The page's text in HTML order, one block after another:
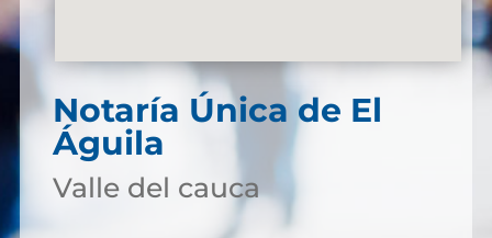
Notaría Única de El
Águila
Valle del cauca